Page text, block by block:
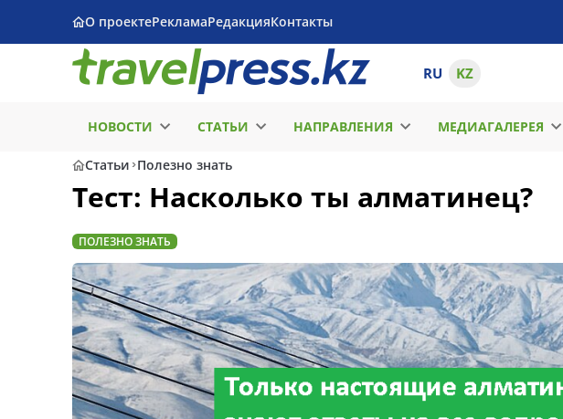
О проектеРекламаРедакцияКонтакты
RU KZ
НОВОСТИ СТАТЬИ НАПРАВЛЕНИЯ МЕДИАГАЛЕРЕЯ
Статьи Полезно знать
Тест: Насколько ты алматинец?
ПОЛЕЗНО ЗНАТЬ